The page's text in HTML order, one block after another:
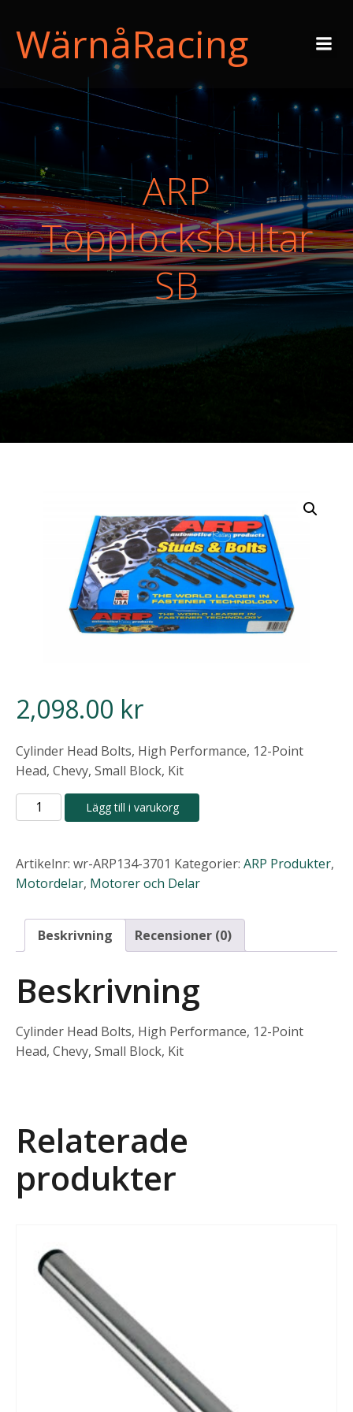
WärnåRacing
ARP
Topplocksbultar
SB
2,098.00 kr
Cylinder Head Bolts, High Performance, 12-Point
Head, Chevy, Small Block, Kit
ARP
Topplocksbultar
mängd
Lägg till i varukorg
Artikelnr: wr-ARP134-3701 Kategorier: ARP Produkter,
Motordelar, Motorer och Delar
Beskrivning Recensioner (0)
Beskrivning
Cylinder Head Bolts, High Performance, 12-Point
Head, Chevy, Small Block, Kit
Relaterade
produkter